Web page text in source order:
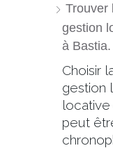
Trouver
gestion
à Bastia.
Choisir
gestion
locative
peut